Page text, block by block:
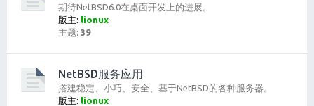
期待NetBSD6.0在桌面开发上的进展。
版主: lionux
主题: 39
NetBSD服务应用
搭建稳定、小巧、安全、基于NetBSD的各种服务器。
版主: lionux